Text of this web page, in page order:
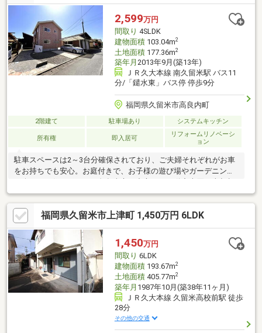
2,599万円
間取り 4SLDK
建物面積103.04m2
土地面積177.36m2
築年月 2013年9月(築13年)
ＪＲ久大本線 南久留米駅 バス11
分/「鑓水東」バス停 停歩9分
福岡県久留米市高良内町
2階建て 駐車場あり システムキッチン
所有権 即入居可
リフォームリノベーシ
ョン
駐車スペースは2～3台分確保されており、ご夫婦それぞれがお車
をお持ちでも安心。お庭付きで、お子様の遊び場やガーデニング
談を専門に行っている不動産会社です。戸建・土地・古家付き物
件を主に取り扱い、相続や住み替え、空き家整理など、売却を検
討されている方からのご相談にも対応しています。物件のご案内
では、図面や価格だけで判断するのではなく、現地での状態確認
や周辺環境、実際の暮らし方をイメージしながらご案内すること
を大切にしています。
福岡県久留米市上津町 1,450万円 6LDK
1,450万円
間取り 6LDK
建物面積193.67m2
土地面積405.77m2
築年月 1987年10月(築38年11ヶ月)
ＪＲ久大本線 久留米高校前駅 徒歩
28分
その他の交通